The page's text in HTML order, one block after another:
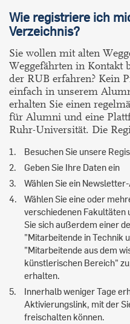
Wie registriere ich
Verzeichnis?
Sie wollen mit alten
Weggefährten in Kontakt
der RUB erfahren? Kein
einfach in unserem
erhalten Sie einen
für Alumni und eine
Ruhr-Universität. Die
Besuchen Sie unsere
Geben Sie Ihre Daten ein
Wählen Sie ein
Wählen Sie eine oder
verschiedenen Fakultäten
Sie sich außerdem einer
"Mitarbeitende in Technik
"Mitarbeitende aus dem
künstlerischen Bereich"
erhalten.
Innerhalb weniger Tage
Aktivierungslink, mit der
freischalten können.